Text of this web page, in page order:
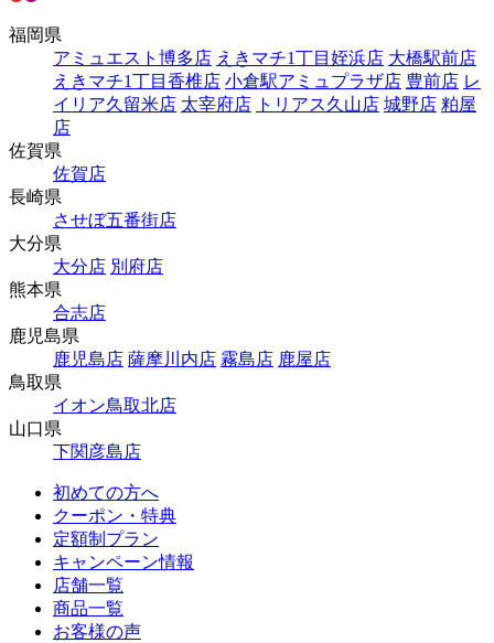
福岡県
アミュエスト博多店 えきマチ1丁目姪浜店 大橋駅前店
えきマチ1丁目香椎店 小倉駅アミュプラザ店 豊前店 レ
イリア久留米店 太宰府店 トリアス久山店 城野店 粕屋
店
佐賀県
佐賀店
長崎県
させぼ五番街店
大分県
大分店 別府店
熊本県
合志店
鹿児島県
鹿児島店 薩摩川内店 霧島店 鹿屋店
鳥取県
イオン鳥取北店
山口県
下関彦島店
初めての方へ
クーポン・特典
定額制プラン
キャンペーン情報
店舗一覧
商品一覧
お客様の声